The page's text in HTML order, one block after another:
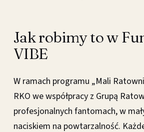
Jak robimy to w
VIBE
W ramach programu „Mali
RKO we współpracy z Grupą
profesjonalnych fantomach, w
naciskiem na powtarzalność.